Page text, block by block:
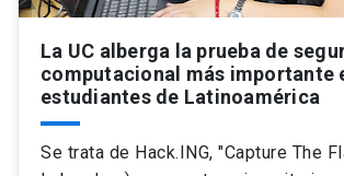
La UC alberga la prueba de
computacional más importante
estudiantes de Latinoamérica
Se trata de Hack.ING, "Capture The